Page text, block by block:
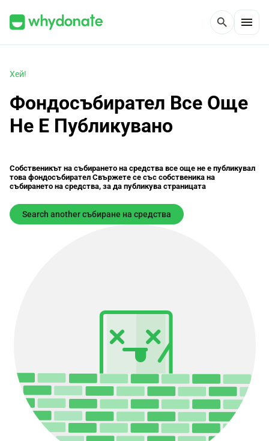
search menu
Хей!
Фондосъбирател Все Още
Не Е Публикувано
Собственикът на събирането на средства все още не е публикувал
това фондосъбирател Свържете се със собственика на
събирането на средства, за да публикува страницата
Search another събиране на средства